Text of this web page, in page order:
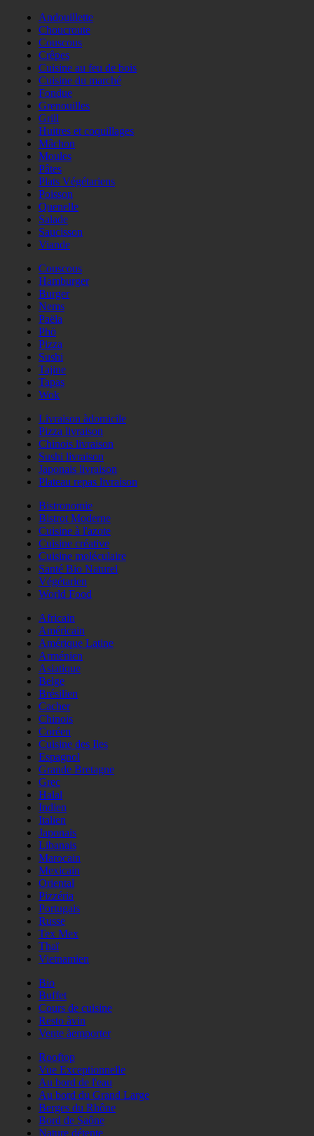
Andouillette
Choucroute
Couscous
Crêpes
Cuisine au feu de bois
Cuisine du marché
Fondue
Grenouilles
Grill
Huitres et coquillages
Mâchon
Moules
Pâtes
Plats Végétariens
Poisson
Quenelle
Salade
Saucisson
Viande
Couscous
Hamburger
Burger
Nems
Paëla
Phö
Pizza
Sushi
Tajine
Tapas
Wok
Livraison àdomicile
Pizza livraison
Chinois livraison
Sushi livraison
Japonais livraison
Plateau repas livraison
Bistronomie
Bistrot Moderne
Cuisine à l'azote
Cuisine créative
Cuisine moléculaire
Santé Bio Naturel
Végétarien
World Food
Africain
Américain
Amérique Latine
Arménien
Asiatique
Belge
Brésilien
Cacher
Chinois
Coréen
Cuisine des Iles
Espagnol
Grande Bretagne
Grec
Halal
Indien
Italien
Japonais
Libanais
Marocain
Mexicain
Oriental
Pizzéria
Portugais
Russe
Tex Mex
Thaï
Vietnamien
Bio
Buffet
Cours de cuisine
Resto àvin
Vente àemporter
Rooftop
Vue Exceptionnelle
Au bord de l'eau
Au bord du Grand Large
Berges du Rhône
Bord de Saône
Nature détente